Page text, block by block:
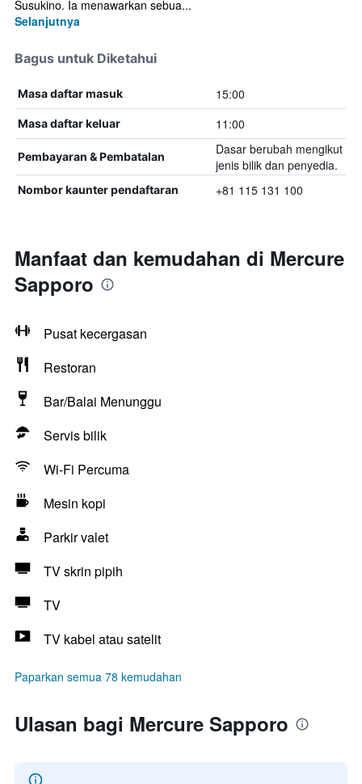
Susukino. Ia menawarkan sebua...
Selanjutnya
Bagus untuk Diketahui
Masa daftar masuk 15:00
Masa daftar keluar 11:00
Pembayaran & Pembatalan
Dasar berubah mengikut
jenis bilik dan penyedia.
Nombor kaunter pendaftaran +81 115 131 100
Manfaat dan kemudahan di Mercure
Sapporo
Pusat kecergasan
Restoran
Bar/Balai Menunggu
Servis bilik
Wi-Fi Percuma
Mesin kopi
Parkir valet
TV skrin pipih
TV
TV kabel atau satelit
Paparkan semua 78 kemudahan
Ulasan bagi Mercure Sapporo